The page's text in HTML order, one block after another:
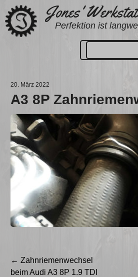
Zum
Inhalt
springen
Jones'
Perfektion ist
20. März 2022
A3 8P
Beitragsnavigation
← Zahnriemenwechsel
beim Audi A3 8P 1.9 TDI